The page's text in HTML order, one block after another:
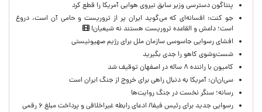
پنتاگون دسترسی وزیر سابق نیروی هوایی آمریکا را قطع کرد
جو کنت: افسانه‌ای که می‌گوید ایران پر از تروریست و حامی آن است، دروغ
است؛ داعش و القاعده تروریست هستند نه شیعیان!
افشای رسوایی جاسوسی سازمان ملل برای رژیم صهیونیستی
شست‌وشوی کاهو را جدی بگیرید
کامیون با راننده ۸ ساله در اصفهان توقیف شد
سی‌ان‌ان: آمریکا به دنبال راهی برای خروج از جنگ ایران است
رسانه؛ سنگر نخست در جنگ روایت‌ها
رسوایی جدید برای رئیس فیفا/ ادعای رابطه غیراخلاقی و پرداخت مبلغ ۶ رقمی